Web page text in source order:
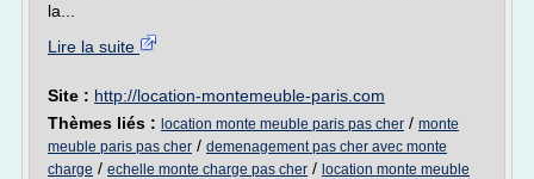
la...
Lire la suite
Site : http://location-montemeuble-paris.com
Thèmes liés : location monte meuble paris pas cher / monte
meuble paris pas cher / demenagement pas cher avec monte
charge / echelle monte charge pas cher / location monte meuble